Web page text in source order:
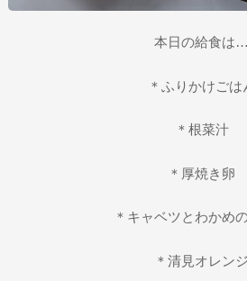
本日の給食は…
＊ふりかけごは
＊根菜汁
＊厚焼き卵
＊キャベツとわかめ
＊清見オレンジ